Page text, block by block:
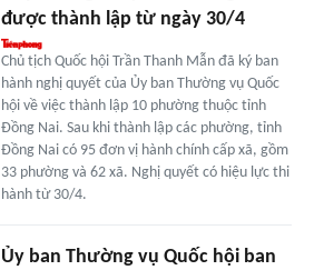
được thành lập từ ngày 30/4
Chủ tịch Quốc hội Trần Thanh Mẫn đã ký ban
hành nghị quyết của Ủy ban Thường vụ Quốc
hội về việc thành lập 10 phường thuộc tỉnh
Đồng Nai. Sau khi thành lập các phường, tỉnh
Đồng Nai có 95 đơn vị hành chính cấp xã, gồm
33 phường và 62 xã. Nghị quyết có hiệu lực thi
hành từ 30/4.
Ủy ban Thường vụ Quốc hội ban